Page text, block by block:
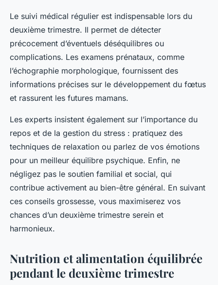
Le suivi médical régulier est indispensable lors du
deuxième trimestre. Il permet de détecter
précocement d’éventuels déséquilibres ou
complications. Les examens prénataux, comme
l’échographie morphologique, fournissent des
informations précises sur le développement du fœtus
et rassurent les futures mamans.
Les experts insistent également sur l’importance du
repos et de la gestion du stress : pratiquez des
techniques de relaxation ou parlez de vos émotions
pour un meilleur équilibre psychique. Enfin, ne
négligez pas le soutien familial et social, qui
contribue activement au bien-être général. En suivant
ces conseils grossesse, vous maximiserez vos
chances d’un deuxième trimestre serein et
harmonieux.
Nutrition et alimentation équilibrée
pendant le deuxième trimestre